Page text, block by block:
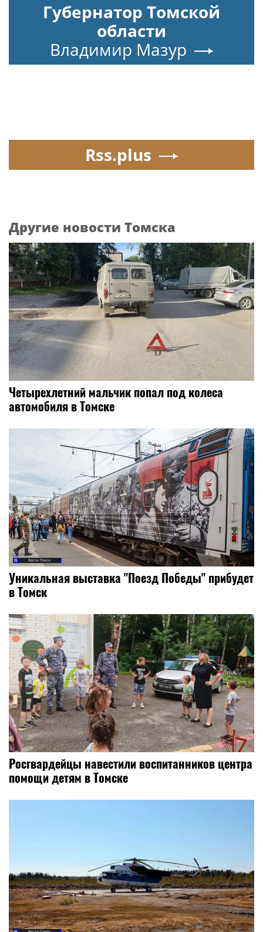
Губернатор Томской
области
Владимир Мазур
Rss.plus
Другие новости Томска
Четырехлетний мальчик попал под колеса
автомобиля в Томске
Уникальная выставка "Поезд Победы" прибудет
в Томск
Росгвардейцы навестили воспитанников центра
помощи детям в Томске